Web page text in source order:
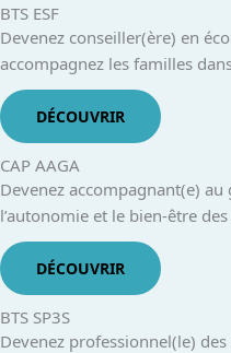
BTS ESF
Devenez conseiller(ère) en
accompagnez les familles
DÉCOUVRIR
CAP AAGA
Devenez accompagnant(e)
l’autonomie et le bien-être
DÉCOUVRIR
BTS SP3S
Devenez professionnel(le)